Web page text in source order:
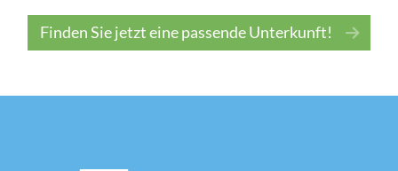
Finden Sie jetzt eine passende Unterkunft!